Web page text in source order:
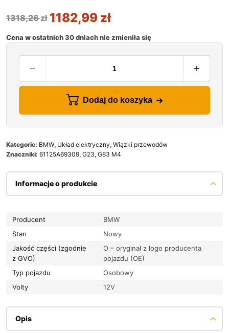
1318,26zł 1182,99 zł
Cena w ostatnich 30 dniach nie zmieniła się
Dodaj do koszyka
Kategorie: BMW, Układ elektryczny, Wiązki przewodów
Znaczniki: 61125A69309, G23, G83 M4
Informacje o produkcie
Producent
BMW
Stan
Nowy
Jakość części (zgodnie
z GVO)
O – oryginał z logo producenta
pojazdu (OE)
Typ pojazdu
Osobowy
Volty
12V
Opis